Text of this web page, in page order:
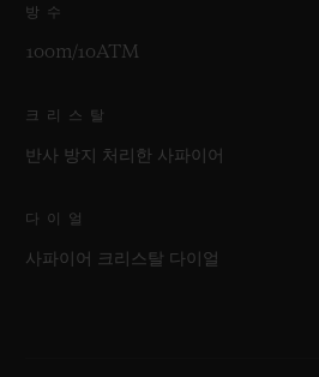
방수
100m/10ATM
크리스탈
반사 방지 처리한 사파이어
다이얼
사파이어 크리스탈 다이얼